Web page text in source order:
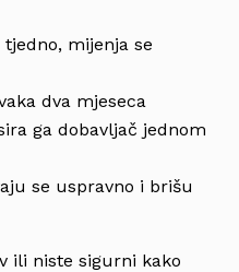
tjedno, mijenja se
dva mjeseca
ga dobavljač jednom
se uspravno i brišu
ili niste sigurni kako